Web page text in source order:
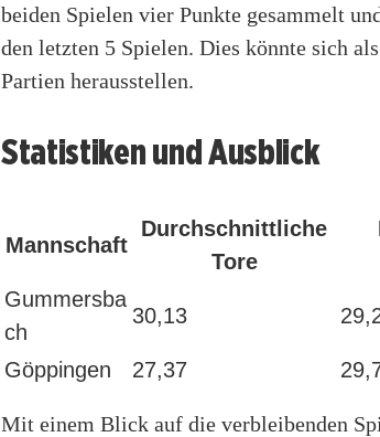
beiden Spielen vier Punkte gesammelt
den letzten 5 Spielen. Dies könnte sich
Partien herausstellen.
Statistiken und Ausblick
Mannschaft
Durchschnittliche
Tore
Gummersba
ch
30,13
Göppingen 27,37
Mit einem Blick auf die verbleibenden